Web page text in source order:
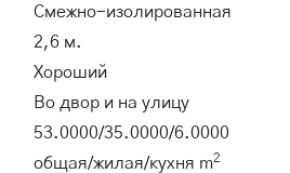
Смежно-изолированная
2,6 м.
Хороший
Во двор и на улицу
53.0000/35.0000/6.0000
общая/жилая/кухня m2